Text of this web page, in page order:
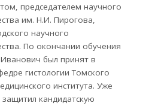
председателем научного
им. Н.И. Пирогова,
научного
По окончании обучения
был принят в
гистологии Томского
института. Уже
кандидатскую